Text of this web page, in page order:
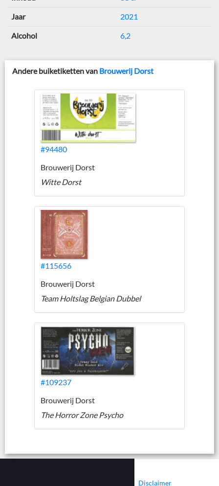
Jaar 2021
Alcohol 6,2
Andere buiketiketten van Brouwerij Dorst
#94480
Brouwerij Dorst
Witte Dorst
#115656
Brouwerij Dorst
Team Holtslag Belgian Dubbel
#109237
Brouwerij Dorst
The Horror Zone Psycho
Disclaimer